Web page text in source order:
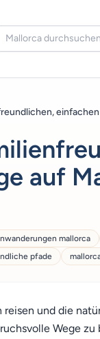
einfachen
auf
mallorca
pfade
reisen und die
Wege